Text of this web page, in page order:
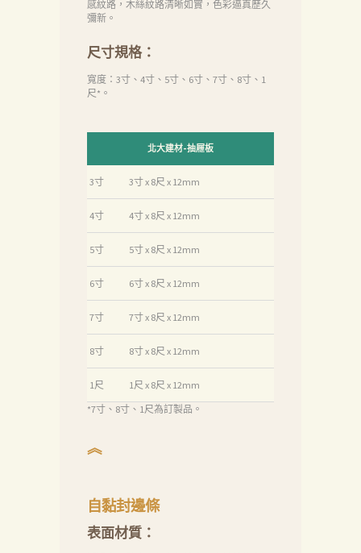
感紋路，木絲紋路清晰如實，色彩逼真歷久
彌新。
尺寸規格：
寬度：3寸、4寸、5寸、6寸、7寸、8寸、1
尺*。
北大建材-抽屜板
3寸 3寸 x 8尺 x 12mm
4寸 4寸 x 8尺 x 12mm
5寸 5寸 x 8尺 x 12mm
6寸 6寸 x 8尺 x 12mm
7寸 7寸 x 8尺 x 12mm
8寸 8寸 x 8尺 x 12mm
1尺
1尺 x 8尺 x 12mm
*7寸、8寸、1尺為訂製品。
︽
自黏封邊條
表面材質：